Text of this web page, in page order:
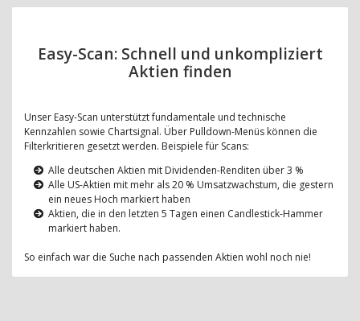
Easy-Scan: Schnell und unkompliziert
Aktien finden
Unser Easy-Scan unterstützt fundamentale und technische
Kennzahlen sowie Chartsignal. Über Pulldown-Menüs können die
Filterkritieren gesetzt werden. Beispiele für Scans:
Alle deutschen Aktien mit Dividenden-Renditen über 3 %
Alle US-Aktien mit mehr als 20 % Umsatzwachstum, die gestern
ein neues Hoch markiert haben
Aktien, die in den letzten 5 Tagen einen Candlestick-Hammer
markiert haben.
So einfach war die Suche nach passenden Aktien wohl noch nie!